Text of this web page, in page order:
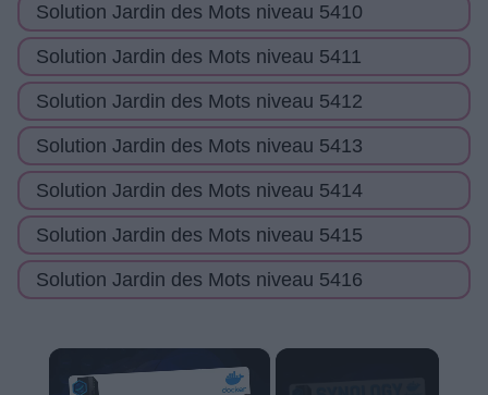
Solution Jardin des Mots niveau 5410
Solution Jardin des Mots niveau 5411
Solution Jardin des Mots niveau 5412
Solution Jardin des Mots niveau 5413
Solution Jardin des Mots niveau 5414
Solution Jardin des Mots niveau 5415
Solution Jardin des Mots niveau 5416
×